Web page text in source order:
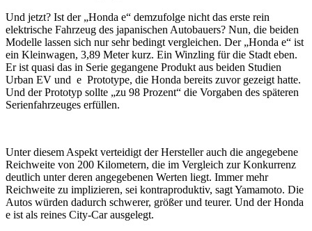
Und jetzt? Ist der „Honda e“ demzufolge nicht das erste rein
elektrische Fahrzeug des japanischen Autobauers? Nun, die beiden
Modelle lassen sich nur sehr bedingt vergleichen. Der „Honda e“ ist
ein Kleinwagen, 3,89 Meter kurz. Ein Winzling für die Stadt eben.
Er ist quasi das in Serie gegangene Produkt aus beiden Studien
Urban EV und e Prototype, die Honda bereits zuvor gezeigt hatte.
Und der Prototyp sollte „zu 98 Prozent“ die Vorgaben des späteren
Serienfahrzeuges erfüllen.
Unter diesem Aspekt verteidigt der Hersteller auch die angegebene
Reichweite von 200 Kilometern, die im Vergleich zur Konkurrenz
deutlich unter deren angegebenen Werten liegt. Immer mehr
Reichweite zu implizieren, sei kontraproduktiv, sagt Yamamoto. Die
Autos würden dadurch schwerer, größer und teurer. Und der Honda
e ist als reines City-Car ausgelegt.